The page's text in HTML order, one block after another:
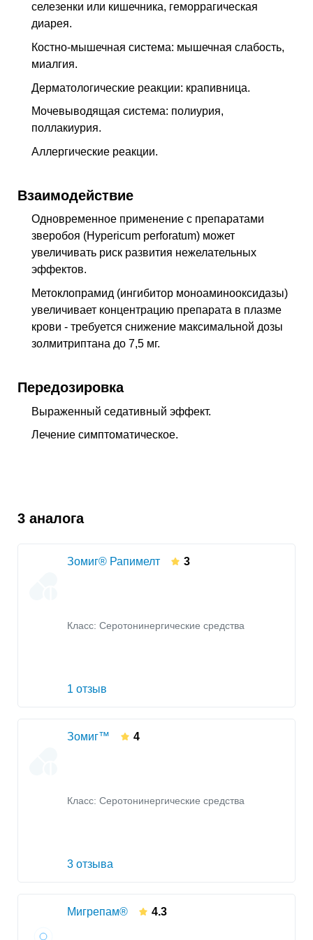
селезенки или кишечника, геморрагическая
диарея.
Костно-мышечная система: мышечная слабость,
миалгия.
Дерматологические реакции: крапивница.
Мочевыводящая система: полиурия,
поллакиурия.
Аллергические реакции.
Взаимодействие
Одновременное применение с препаратами
зверобоя (Hypericum perforatum) может
увеличивать риск развития нежелательных
эффектов.
Метоклопрамид (ингибитор моноаминооксидазы)
увеличивает концентрацию препарата в плазме
крови - требуется снижение максимальной дозы
золмитриптана до 7,5 мг.
Передозировка
Выраженный седативный эффект.
Лечение симптоматическое.
3 аналога
Зомиг® Рапимелт 3
Класс: Серотонинергические средства
1 отзыв
Зомиг™ 4
Класс: Серотонинергические средства
3 отзыва
Мигрепам® 4.3